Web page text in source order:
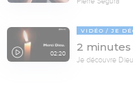
02:20
VIDÉO JE
2
Je découvre Dieu